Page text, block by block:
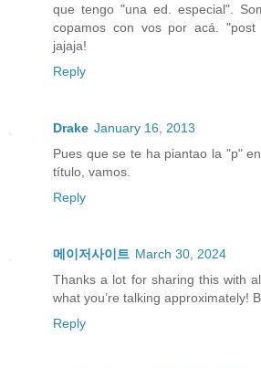
que tengo "una ed. especial".
copamos con vos por acá. "post
jajaja!
Reply
Drake January 16, 2013
Pues que se te ha piantao la "p"
título, vamos.
Reply
메이저사이트 March 30, 2024
Thanks a lot for sharing this with
what you’re talking approximately!
Reply